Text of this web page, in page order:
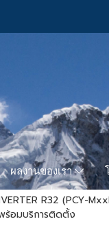
ผลงานของเรา
R32 (PCY-
ร้อมบริการติดตั้ง